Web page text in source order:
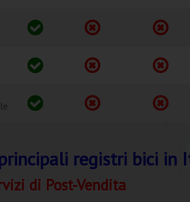
registri bici in
di Post-Vendita